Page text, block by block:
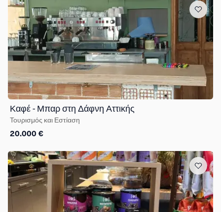
Καφέ - Μπαρ στη Δάφνη Αττικής
Τουρισμός και Εστίαση
20.000 €